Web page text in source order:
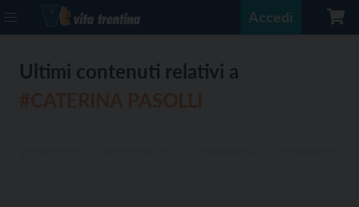
Accedi
Ultimi contenuti relativi a